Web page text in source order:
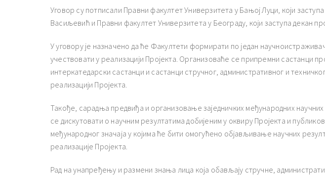
Уговор су потписали Правни факултет Универзитета у Бањој Луци, који
Васиљевић и Правни факултет Универзитета у Београду, који заступа декан
У уговору је назначено да ће Факултети формирати по један
учествовати у реализацији Пројекта. Организоваће се припремни састанци
интеркатедарски састанци и састанци стручног, административног и
реализацији Пројекта.
Такође, сарадња предвиђа и организовање заједничких међународних
се дискутовати о научним резултатима добијеним у оквиру Пројекта и
међународног значаја у којима ће бити омогућено објављивање научних
реализације Пројекта.
Рад на унапређењу и размени знања лица која обављају стручне,